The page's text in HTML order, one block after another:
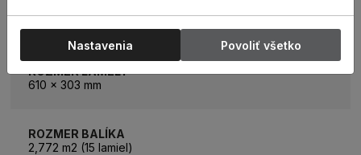
ROZMER LAMELY
610 x 303 mm
ROZMER BALÍKA
2,772 m2 (15 lamiel)
Nastavenia Povoliť všetko